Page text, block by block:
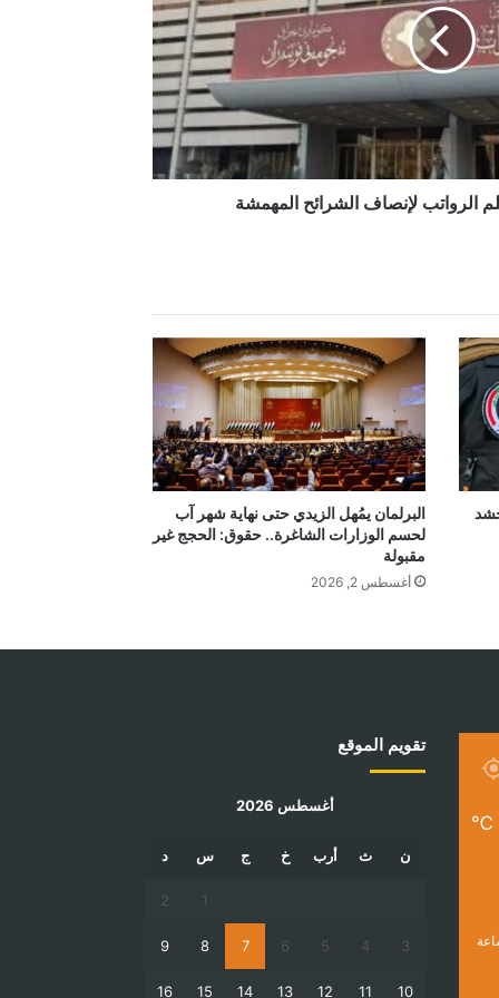
الرواتب لإنصاف الشرائح المهمشة
البرلمان يمُهل الزيدي حتى نهاية شهر آب
لحسم الوزارات الشاغرة.. حقوق: الحجج غير
مقبولة
أغسطس 2, 2026
℃
تقويم الموقع
أغسطس 2026
ن ث أرب خ ج س د
1
2
3
4
5
6
7
8
9
10
11
12
13
14
15
16